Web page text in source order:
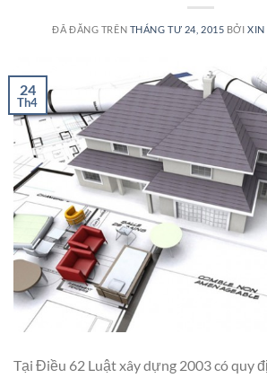
ĐÃ ĐĂNG TRÊN THÁNG TƯ 24, 2015 BỞIXIN
24
Th4
Tại Điều 62 Luật xây dựng 2003 có quy